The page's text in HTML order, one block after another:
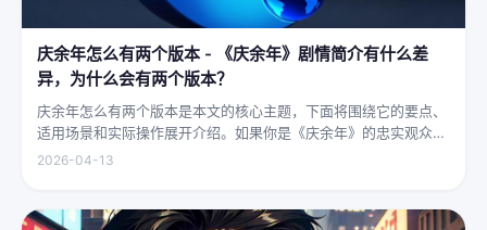
庆余年怎么有两个版本 - 《庆余年》剧情简介有什么差
异，为什么会有两个版本？
庆余年怎么有两个版本是本文的核心主题，下面将围绕它的要点、
适用场景和实际操作展开介绍。如果你是《庆余年》的忠实观众，
可能会发现这部剧在不同视频平台上呈现出两个略有差异的版本，
2026-04-13